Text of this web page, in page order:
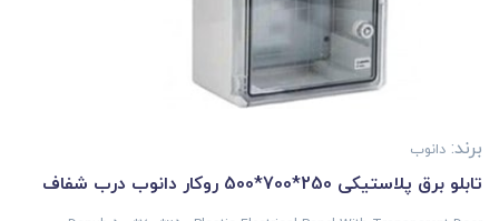
برند: دانوب
تابلو برق پلاستیکی 250*700*500 روکار دانوب درب شفاف